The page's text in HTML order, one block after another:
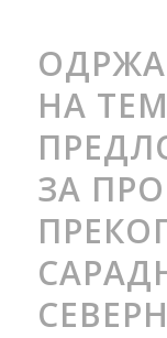
НА
ЗА